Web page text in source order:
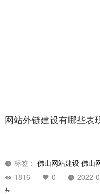
网站外链建设有哪些表